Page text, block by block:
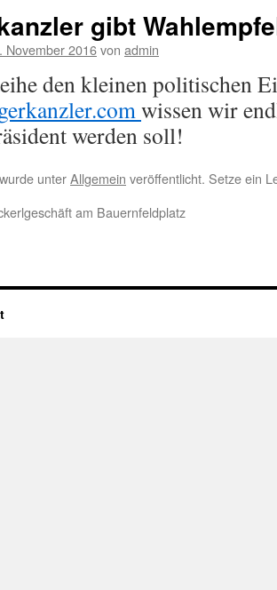
gibt
November 2016von admin
den kleinen politischen
wissen wir
werden soll!
unterAllgemein veröffentlicht. Setze ein
am Bauernfeldplatz